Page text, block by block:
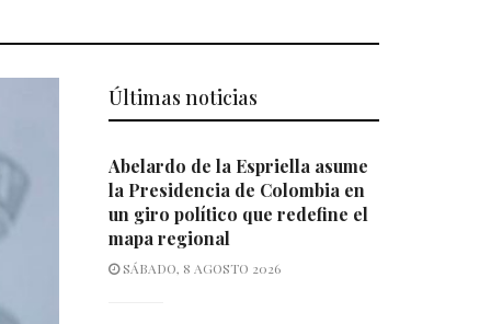
Últimas noticias
Abelardo de la Espriella asume
la Presidencia de Colombia en
un giro político que redefine el
mapa regional
SÁBADO, 8 AGOSTO 2026